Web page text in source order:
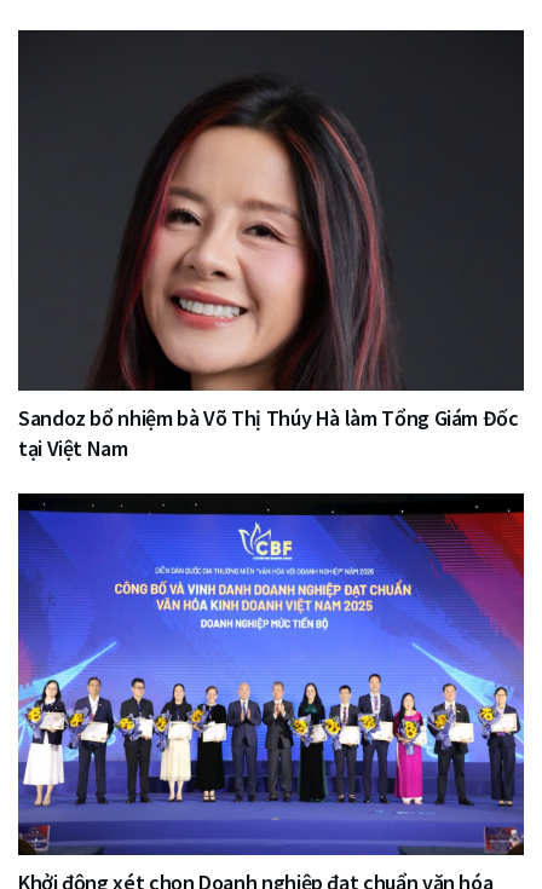
Sandoz bổ nhiệm bà Võ Thị Thúy Hà làm Tổng Giám Đốc
tại Việt Nam
Khởi động xét chọn Doanh nghiệp đạt chuẩn văn hóa